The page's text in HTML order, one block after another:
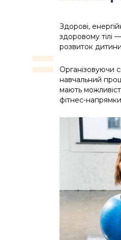
Здорові,
здоровому тілі —
розвиток дитини
Організовуючи
навчальний
мають
фітнес-напрямки